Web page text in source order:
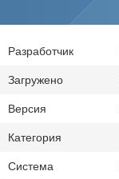
Разработчик
Загружено
Версия
Категория
Система